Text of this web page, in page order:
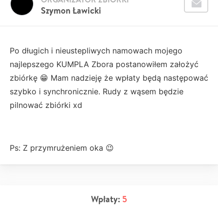
Szymon Ławicki
Po długich i nieustepliwych namowach mojego
najlepszego KUMPLA Zbora postanowiłem założyć
zbiórkę 😁 Mam nadzieję że wpłaty będą następować
szybko i synchronicznie. Rudy z wąsem będzie
pilnować zbiórki xd
Ps: Z przymrużeniem oka 😉
Wpłaty: 5